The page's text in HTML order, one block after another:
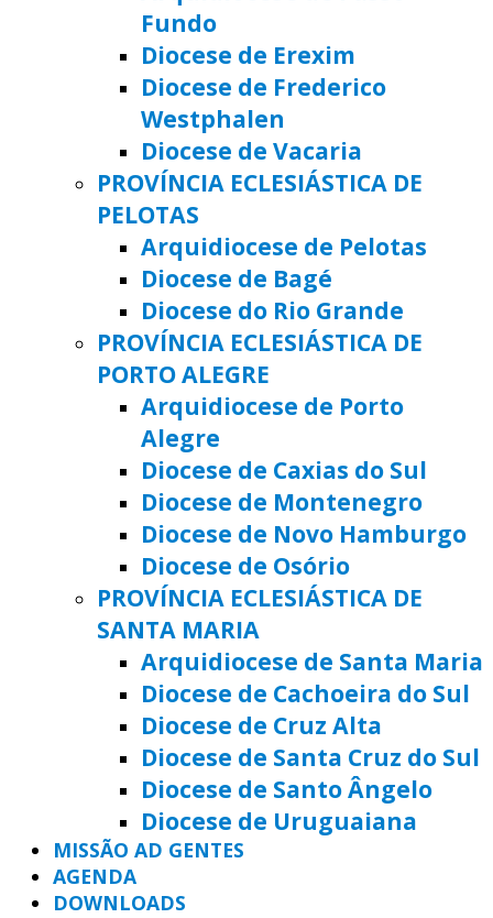
Fundo
Diocese de Erexim
Diocese de Frederico
Westphalen
Diocese de Vacaria
PROVÍNCIA ECLESIÁSTICA DE
PELOTAS
Arquidiocese de Pelotas
Diocese de Bagé
Diocese do Rio Grande
PROVÍNCIA ECLESIÁSTICA DE
PORTO ALEGRE
Arquidiocese de Porto
Alegre
Diocese de Caxias do Sul
Diocese de Montenegro
Diocese de Novo Hamburgo
Diocese de Osório
PROVÍNCIA ECLESIÁSTICA DE
SANTA MARIA
Arquidiocese de Santa Maria
Diocese de Cachoeira do Sul
Diocese de Cruz Alta
Diocese de Santa Cruz do Sul
Diocese de Santo Ângelo
Diocese de Uruguaiana
MISSÃO AD GENTES
AGENDA
DOWNLOADS